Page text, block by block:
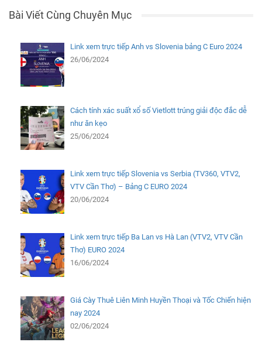
Bài Viết Cùng Chuyên Mục
Link xem trực tiếp Anh vs Slovenia bảng C Euro 2024
26/06/2024
Cách tính xác suất xổ số Vietlott trúng giải độc đắc dễ
như ăn kẹo
25/06/2024
Link xem trực tiếp Slovenia vs Serbia (TV360, VTV2,
VTV Cần Thơ) – Bảng C EURO 2024
20/06/2024
Link xem trực tiếp Ba Lan vs Hà Lan (VTV2, VTV Cần
Thơ) EURO 2024
16/06/2024
Giá Cày Thuê Liên Minh Huyền Thoại và Tốc Chiến hiện
nay 2024
02/06/2024